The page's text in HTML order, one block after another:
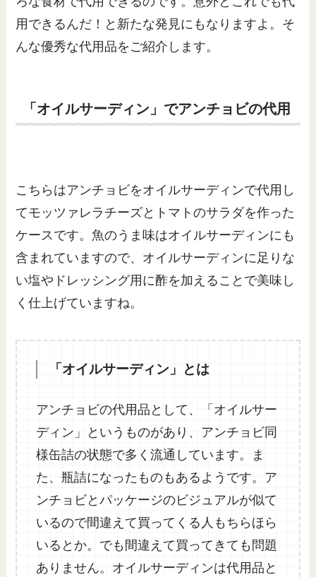
用できるんだ！と新たな発見にもなりますよ。そ
んな優秀な代用品をご紹介します。
「オイルサーディン」でアンチョビの代用
こちらはアンチョビをオイルサーディンで代用し
てモッツァレラチーズとトマトのサラダを作った
ケースです。魚のうま味はオイルサーディンにも
含まれていますので、オイルサーディンに足りな
い塩やドレッシング用に酢を加えることで美味し
く仕上げていますね。
「オイルサーディン」とは
アンチョビの代用品として、「オイルサー
ディン」というものがあり、アンチョビ同
様缶詰の状態で多く流通しています。ま
た、瓶詰になったものもあるようです。ア
ンチョビとパッケージのビジュアルが似て
いるので間違えて買ってくる人もちらほら
いるとか。でも間違えて買ってきても問題
ありません。オイルサーディンは代用品と